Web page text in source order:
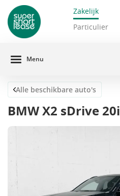
Zakelijk
Particulier
Menu
Alle beschikbare auto's
BMW X2 sDrive 20i